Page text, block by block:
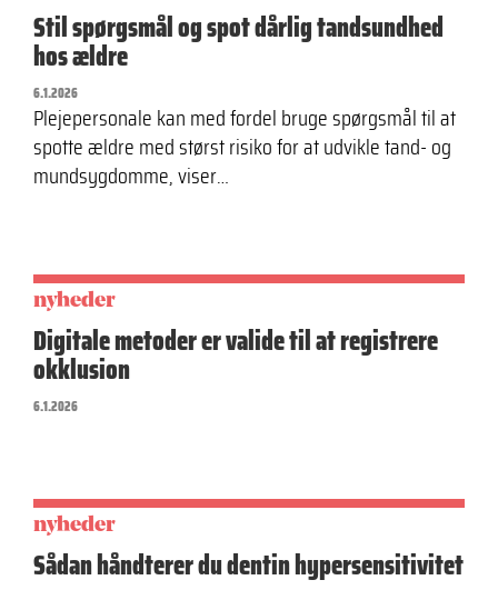
Stil spørgsmål og spot dårlig tandsundhed
hos ældre
6.1.2026
Plejepersonale kan med fordel bruge spørgsmål til at
spotte ældre med størst risiko for at udvikle tand- og
mundsygdomme, viser…
nyheder
Digitale metoder er valide til at registrere
okklusion
6.1.2026
nyheder
Sådan håndterer du dentin hypersensitivitet